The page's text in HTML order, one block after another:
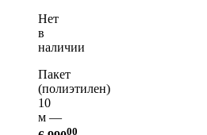
Нет
в
наличии
Пакет
(полиэтилен)
10
м —
00